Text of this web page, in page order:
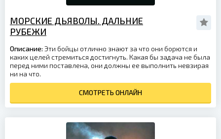
МОРСКИЕ ДЬЯВОЛЫ. ДАЛЬНИЕ
РУБЕЖИ
Описание: Эти бойцы отлично знают за что они борются и
каких целей стремиться достигнуть. Какая бы задача не была
перед ними поставлена, они должны ее выполнить невзирая
ни на что.
СМОТРЕТЬ ОНЛАЙН